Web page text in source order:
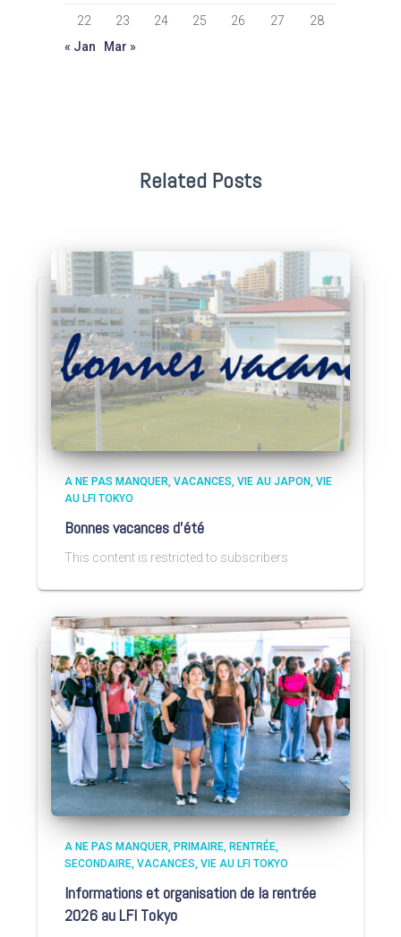
22 23 24 25 26 27
28
« Jan
Mar »
Related Posts
A NE PAS MANQUER VACANCES VIE AU JAPON VIE
AU LFI TOKYO
Bonnes vacances d’été
This content is restricted to subscribers
A NE PAS MANQUER PRIMAIRE RENTRÉE
SECONDAIRE VACANCES VIE AU LFI TOKYO
Informations et organisation de la rentrée
2026 au LFI Tokyo